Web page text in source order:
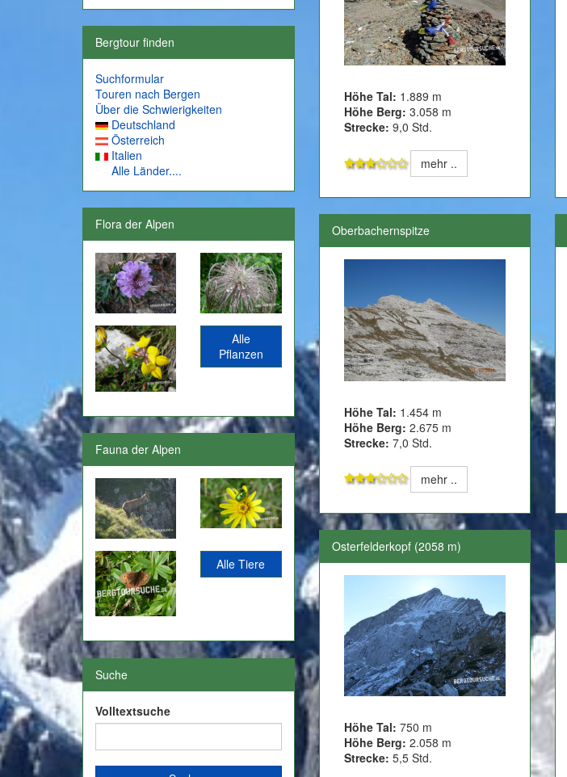
Bergtour finden
Suchformular
Touren nach Bergen
Über die Schwierigkeiten
Deutschland
Österreich
Italien
Alle Länder....
Flora der Alpen
Alle
Pflanzen
Fauna der Alpen
Alle Tiere
Suche
Volltextsuche
Höhe Tal: 1.889 m
Höhe Berg: 3.058 m
Strecke: 9,0 Std.
mehr ..
Oberbachernspitze
Höhe Tal: 1.454 m
Höhe Berg: 2.675 m
Strecke: 7,0 Std.
mehr ..
Osterfelderkopf (2058 m)
Höhe Tal: 750 m
Höhe Berg: 2.058 m
Strecke: 5,5 Std.